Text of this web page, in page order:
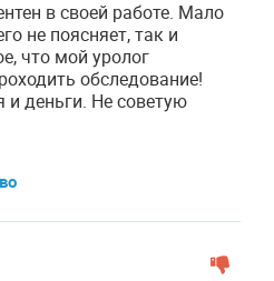
в своей работе. Мало
не поясняет, так и
что мой уролог
обследование!
деньги. Не советую